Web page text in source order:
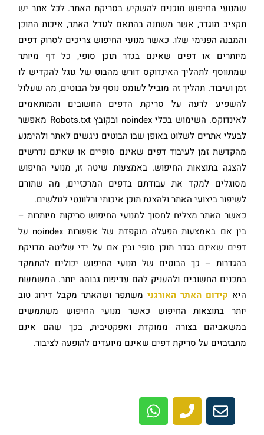
שמנועי החיפוש מוכנים להשקיע בסריקת האתר. לכל אתר יש
תקציב מוגדר, אשר משתנה בהתאם לגודל האתר, איכות התוכן
והמבנה הפנימי שלו. כאשר מנועי החיפוש צריכים לסרוק דפים
מיותרים או דפים שאינם בגדר תוכן סופי, כל דף מיותר
שמתווסף לתהליך האינדוקס דורש מהבוט של גוגל להקדיש לו
זמן ועיבוד. תהליך זה מוביל לעומס נוסף על הבוטים, מה שעלול
להשפיע לרעה על סריקת הדפים החשובים והמותאמים
לאינדוקס. השימוש בכלי noindex ובקובץ Robots.txt מאפשר
לבעלי אתרים לשלוט באופן שבו הבוטים ניגשים לאתר ולהימנע
מהקדשת זמן לעיבוד דפים שאינם סופיים או שאינם נדרשים
להצגה בתוצאות החיפוש. באמצעות שיטה זו, מנועי החיפוש
מסוגלים למקד את עבודתם בדפים המרכזיים, מה שתורם
לשיפור ביצועי האתר ולהצגת תוכן איכותי ורלוונטי לגולשים.
כאשר האתר מצליח לחסוך למנועי החיפוש סריקות מיותרות –
בין אם באמצעות הפעלה מוקפדת של אפשרות noindex על
דפים שאינם בגדר תוכן סופי ובין אם על ידי שליטה מדויקת
בהגדרות – כך הבוטים של מנועי החיפוש יכולים להתמקד
בתכנים החשובים ולהעניק להם עדיפות גבוהה יותר. המשמעות
היא קידום האתר האורגני משתפר ושהאתר מקבל דירוג טוב
יותר בתוצאות החיפוש כאשר מנועי החיפוש משתמשים
במשאביהם בצורה ממוקדת ואפקטיבית, בכך שהם אינם
מתבזבזים על סריקת דפים שאינם מיועדים להופעה לציבור.